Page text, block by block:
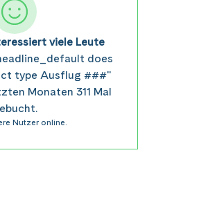
viele Leute
does
type Ausflug ###"
Monaten 311 Mal
Nutzer online.